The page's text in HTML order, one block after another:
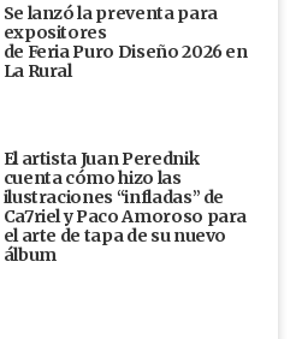
Se lanzó la preventa para
expositores
de Feria Puro Diseño 2026 en
La Rural
El artista Juan Perednik
cuenta cómo hizo las
ilustraciones “infladas” de
Ca7riel y Paco Amoroso para
el arte de tapa de su nuevo
álbum